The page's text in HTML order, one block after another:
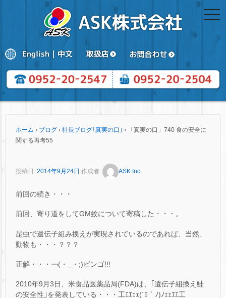
ホーム › ブログ › 社長ブログ｢真実の口｣ ›
「真実の口」740 食の安全に
関する再考55
投稿日: 2014年9月24日 作成者: ASK Inc.
前回の続き・・・
前回、寄り道をしてGM蚊について寄稿した・・・。
昆虫で遺伝子組み換えが実現されているのであれば、当然、
動物も・・・？？？
正解・・・￢(・_・;)ビンゴ!!!
2010年9月3日、米食品医薬品局(FDA)は、｢遺伝子組換え鮭
の安全性｣を発表している・・・工ｴｴｪｪ(´ﾛ｀ﾉ)ﾉｪｪｴｴ工